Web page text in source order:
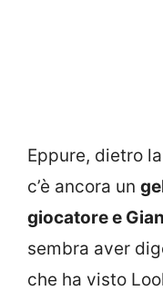
Eppure, dietro
c’è ancora un
giocatore e
sembra aver
che ha visto